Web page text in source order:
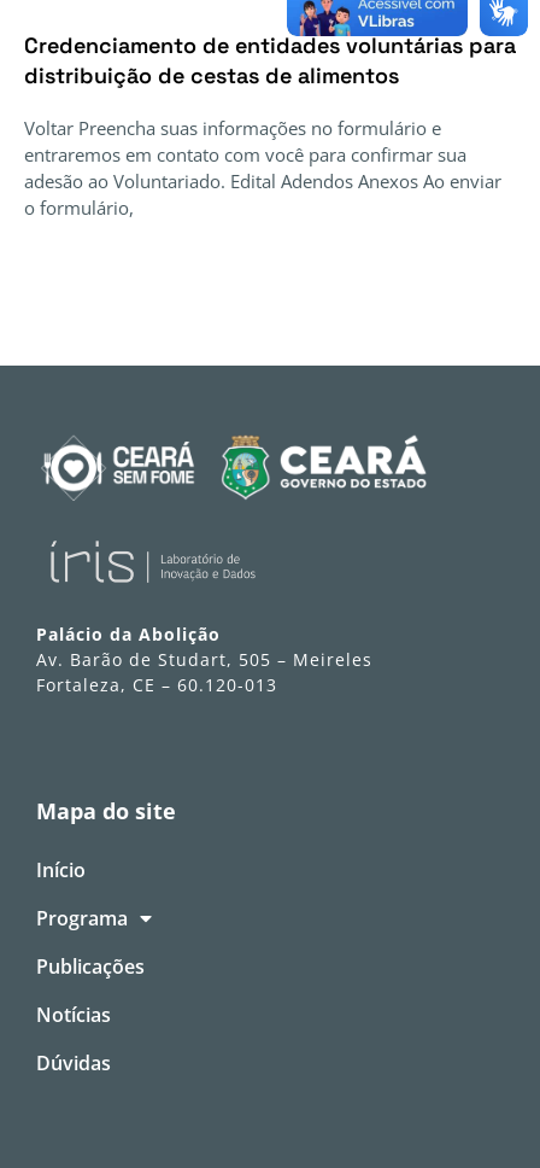
Credenciamento de entidades voluntárias para
distribuição de cestas de alimentos
Voltar Preencha suas informações no formulário e
entraremos em contato com você para confirmar sua
adesão ao Voluntariado. Edital Adendos Anexos Ao enviar
o formulário,
Palácio da Abolição
Av. Barão de Studart, 505 – Meireles
Fortaleza, CE – 60.120-013
Mapa do site
Início
Programa
Publicações
Notícias
Dúvidas